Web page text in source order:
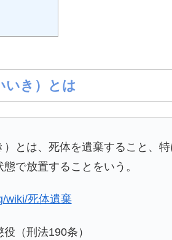
いき）とは
とは、死体を遺棄すること、
で放置することをいう。
wiki/死体遺棄
（刑法190条）